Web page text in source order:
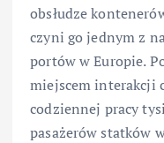
obsłudze
czyni go jednym z
portów w Europie.
miejscem interakcji
codziennej pracy
pasażerów statków